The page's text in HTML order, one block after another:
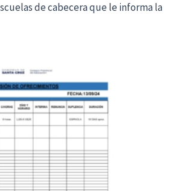
de cabecera que le informa la